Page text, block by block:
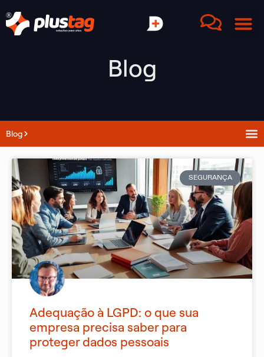
Blog
Blog
SEGURANÇA
Adequação à LGPD: o que sua
empresa precisa saber para
proteger dados pessoais